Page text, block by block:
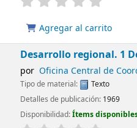
Agregar al carrito
Desarrollo regional. 1
por Oficina Central de
Tipo de material:
Texto
Detalles de publicación: 1969
Disponibilidad:Ítems